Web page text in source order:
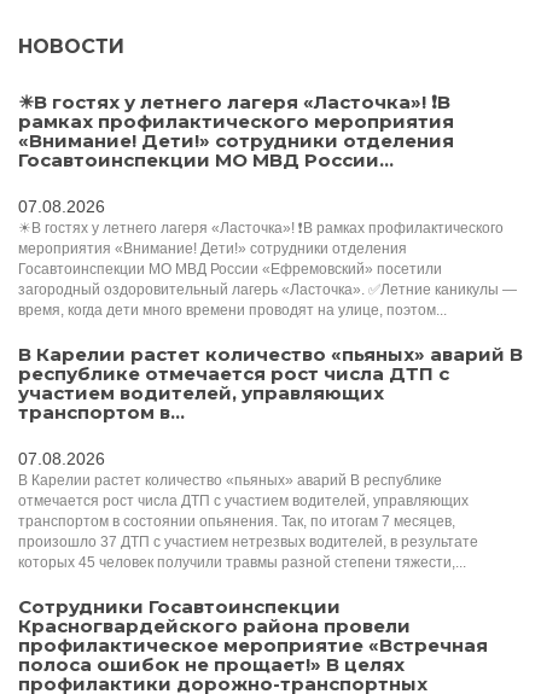
НОВОСТИ
☀В гостях у летнего лагеря «Ласточка»! ❗В
рамках профилактического мероприятия
«Внимание! Дети!» сотрудники отделения
Госавтоинспекции МО МВД России...
07.08.2026
☀В гостях у летнего лагеря «Ласточка»! ❗В рамках профилактического
мероприятия «Внимание! Дети!» сотрудники отделения
Госавтоинспекции МО МВД России «Ефремовский» посетили
загородный оздоровительный лагерь «Ласточка». ✅Летние каникулы —
время, когда дети много времени проводят на улице, поэтом...
В Карелии растет количество «пьяных» аварий В
республике отмечается рост числа ДТП с
участием водителей, управляющих
транспортом в...
07.08.2026
В Карелии растет количество «пьяных» аварий В республике
отмечается рост числа ДТП с участием водителей, управляющих
транспортом в состоянии опьянения. Так, по итогам 7 месяцев,
произошло 37 ДТП с участием нетрезвых водителей, в результате
которых 45 человек получили травмы разной степени тяжести,...
Сотрудники Госавтоинспекции
Красногвардейского района провели
профилактическое мероприятие «Встречная
полоса ошибок не прощает!» В целях
профилактики дорожно-транспортных